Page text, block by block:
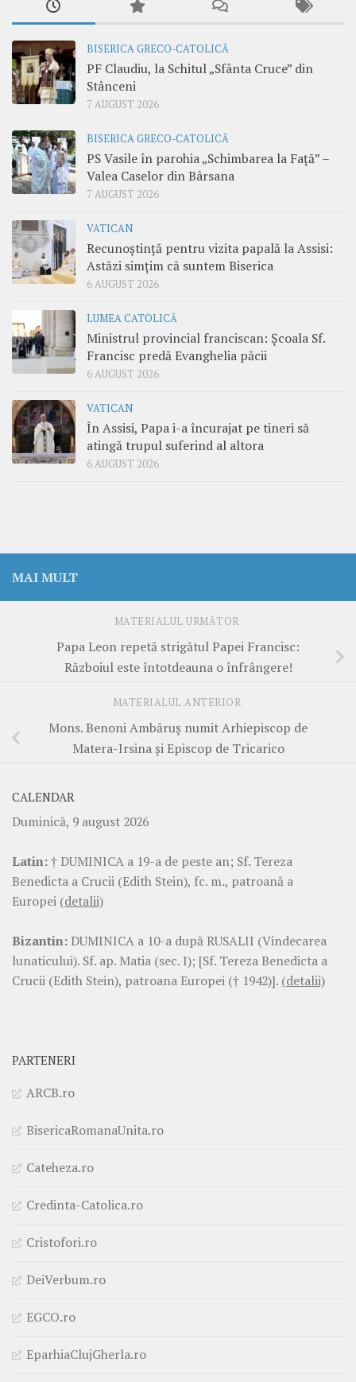
BISERICA GRECO-CATOLICĂ
PF Claudiu, la Schitul „Sfânta Cruce” din
Stânceni
7 AUGUST 2026
BISERICA GRECO-CATOLICĂ
PS Vasile în parohia „Schimbarea la Față” –
Valea Caselor din Bârsana
7 AUGUST 2026
VATICAN
Recunoștință pentru vizita papală la Assisi:
Astăzi simțim că suntem Biserica
6 AUGUST 2026
LUMEA CATOLICĂ
Ministrul provincial franciscan: Școala Sf.
Francisc predă Evanghelia păcii
6 AUGUST 2026
VATICAN
În Assisi, Papa i-a încurajat pe tineri să
atingă trupul suferind al altora
6 AUGUST 2026
MAI MULT
MATERIALUL URMĂTOR
Papa Leon repetă strigătul Papei Francisc:
Războiul este întotdeauna o înfrângere!
MATERIALUL ANTERIOR
Mons. Benoni Ambăruș numit Arhiepiscop de
Matera-Irsina și Episcop de Tricarico
CALENDAR
Duminică, 9 august 2026
Latin:† DUMINICA a 19-a de peste an; Sf. Tereza
Benedicta a Crucii (Edith Stein), fc. m., patroană a
Europei (detalii)
Bizantin: DUMINICA a 10-a după RUSALII (Vindecarea
lunaticului). Sf. ap. Matia (sec. I); [Sf. Tereza Benedicta a
Crucii (Edith Stein), patroana Europei († 1942)]. (detalii)
PARTENERI
ARCB.ro
BisericaRomanaUnita.ro
Cateheza.ro
Credinta-Catolica.ro
Cristofori.ro
DeiVerbum.ro
EGCO.ro
EparhiaClujGherla.ro